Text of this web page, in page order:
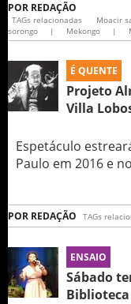
POR REDAÇÃO
TAGs relacionadas Moacir
sorongo
| Mekongo |
É QUENTE
Projeto
Villa
Espetáculo
Paulo em 2016 e
POR REDAÇÃO TAGs
ENSAIO
Sábado